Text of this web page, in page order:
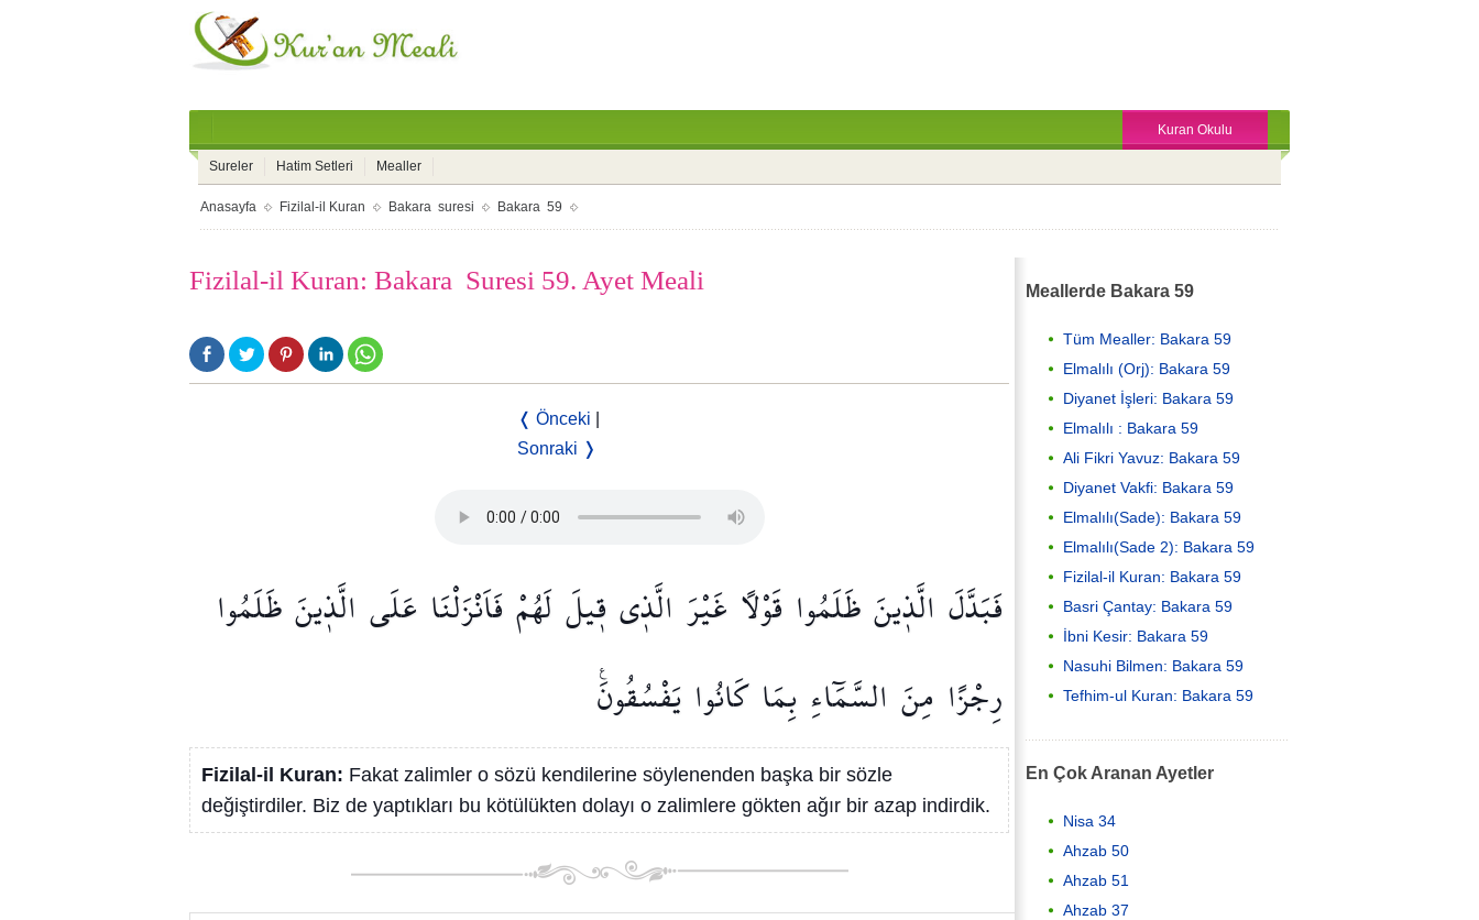
Kuran Okulu
Sureler Hatim Setleri Mealler
Anasayfa Fizilal-il Kuran Bakara suresi Bakara 59
Fizilal-il Kuran: Bakara Suresi 59. Ayet Meali
❬ Önceki
Sonraki ❭
فَبَدَّلَ الَّذ۪ينَظَلَمُوا قَوْلًا غَيْرَ الَّذ۪ي ق۪يلَلَهُمْفَاَنْزَلْنَا عَلَى الَّذ۪ينَظَلَمُوا
رِجْزًا مِنَ السَّمَٓاءِ بِمَا كَانُوا يَفْسُقُونَ۟
Fizilal-il Kuran: Fakat zalimler o sözü kendilerine söylenenden başka bir sözle
değiştirdiler. Biz de yaptıkları bu kötülükten dolayı o zalimlere gökten ağır bir azap indirdik.
Meallerde Bakara 59
Tüm Mealler: Bakara 59
Elmalılı (Orj): Bakara 59
Diyanet İşleri: Bakara 59
Elmalılı : Bakara 59
Ali Fikri Yavuz: Bakara 59
Diyanet Vakfi: Bakara 59
Elmalılı(Sade): Bakara 59
Elmalılı(Sade 2): Bakara 59
Fizilal-il Kuran: Bakara 59
Basri Çantay: Bakara 59
İbni Kesir: Bakara 59
Nasuhi Bilmen: Bakara 59
Tefhim-ul Kuran: Bakara 59
En Çok Aranan Ayetler
Nisa 34
Ahzab 50
Ahzab 51
Ahzab 37